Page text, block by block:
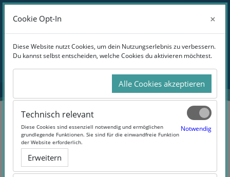
Zum Hauptinhalt
Website-Übersicht
Anmelden
Blöcke
Übersichtaller Kurse
Blöcke
Cookie Opt-In ×
Diese Website nutzt Cookies, um dein Nutzungserlebnis zu verbessern.
Du kannst selbst entscheiden, welche Cookies du aktivieren möchtest.
Alle Cookies akzeptieren
Technisch relevant
Diese Cookies sind essenziell notwendig und ermöglichen
grundlegende Funktionen. Sie sind für die einwandfreie Funktion
der Website erforderlich.
Notwendig
Erweitern
Cookie Opt-In ×
Diese Website nutzt Cookies, um dein Nutzungserlebnis zu verbessern.
Du kannst selbst entscheiden, welche Cookies du aktivieren möchtest.
Alle Cookies akzeptieren
Technisch relevant
Diese Cookies sind essenziell notwendig und ermöglichen
grundlegende Funktionen. Sie sind für die einwandfreie Funktion
der Website erforderlich.
Notwendig
Erweitern